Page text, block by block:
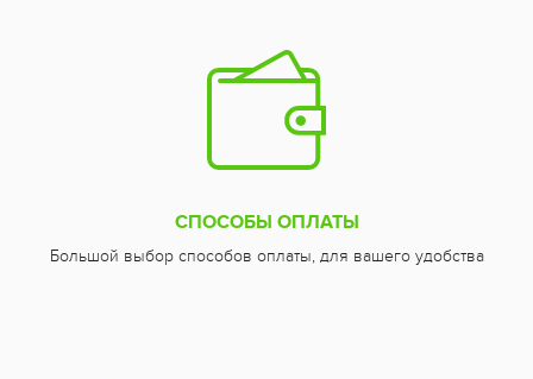
СПОСОБЫ ОПЛАТЫ
Большой выбор способов оплаты, для вашего удобства